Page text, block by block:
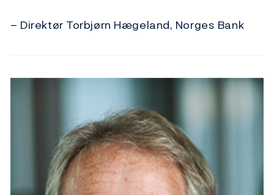
– Direktør Torbjørn Hægeland, Norges Bank